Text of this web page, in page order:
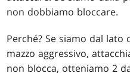
non dobbiamo bloccare.
Perché? Se siamo dal
mazzo aggressivo,
non blocca, otteniamo 2